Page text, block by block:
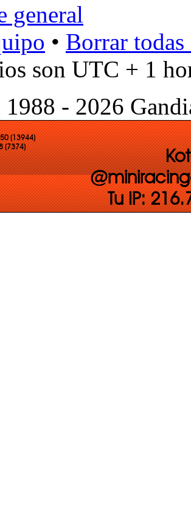
general
• Borrar
son UTC + 1
- 2026
(13944)
(7374)
Tu IP: